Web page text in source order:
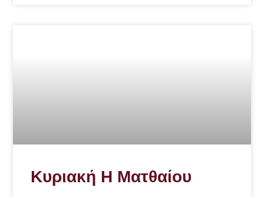
Κυριακή Η Ματθαίου